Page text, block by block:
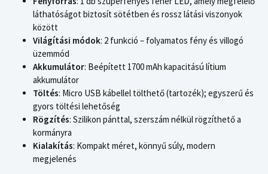
láthatóságot biztosít sötétben és rossz látási viszonyok
között
Világítási módok: 2 funkció – folyamatos fény és villogó
üzemmód
Akkumulátor: Beépített 1700 mAh kapacitású lítium
akkumulátor
Töltés: Micro USB kábellel tölthető (tartozék); egyszerű és
gyors töltési lehetőség
Rögzítés: Szilikon pánttal, szerszám nélkül rögzíthető a
kormányra
Kialakítás: Kompakt méret, könnyű súly, modern
megjelenés